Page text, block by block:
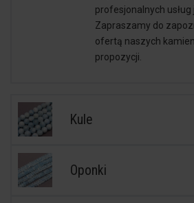
profesjonalnych usług
Zapraszamy do
ofertą naszych
propozycji.
Kule
Oponki